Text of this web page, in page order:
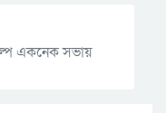
একনেক সভায়